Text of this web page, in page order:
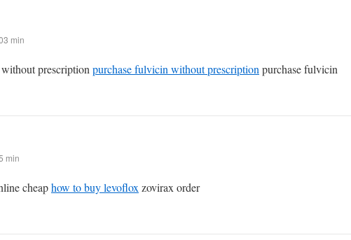
min
prescription purchase fulvicin without prescription purchase fulvicin
min
cheaphow to buy levoflox zovirax order